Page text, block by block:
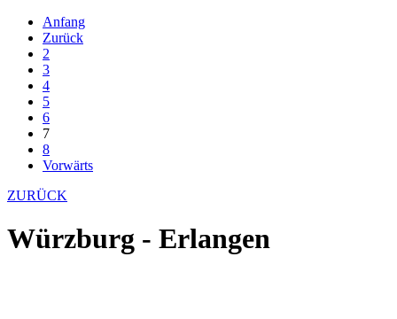
Anfang
Zurück
2
3
4
5
6
7
8
Vorwärts
ZURÜCK
Würzburg - Erlangen